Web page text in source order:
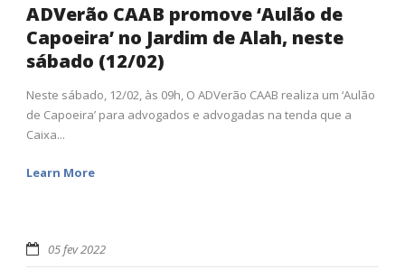
ADVerão CAAB promove ‘Aulão de
Capoeira’ no Jardim de Alah, neste
sábado (12/02)
Neste sábado, 12/02, às 09h, O ADVerão CAAB realiza um ‘Aulão
de Capoeira’ para advogados e advogadas na tenda que a
Caixa...
Learn More
05 fev 2022